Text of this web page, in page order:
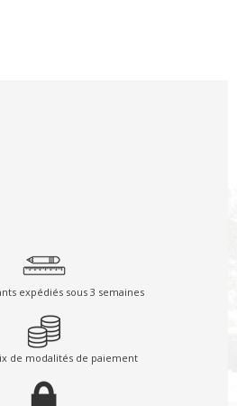
expédiés sous 3 semaines
de modalités de paiement